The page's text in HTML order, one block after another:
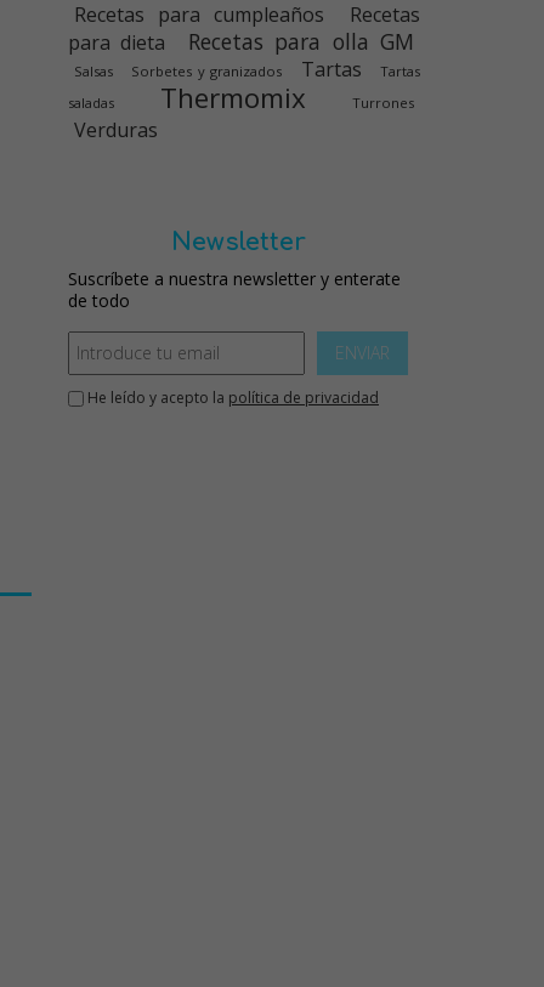
Recetas para cumpleaños
Recetas
para dieta
Recetas para olla GM
Salsas Sorbetes y granizados Tartas
Tartas
saladas
Thermomix Turrones
Verduras
Newsletter
Suscríbete a nuestra newsletter y enterate
de todo
ENVIAR
He leído y acepto la política de privacidad